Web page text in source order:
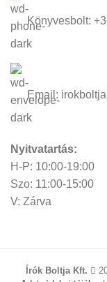
Könyvesbolt:
Email:
Nyitvatartás:
H-P: 10:00-19:00
Szo: 11:00-15:00
V: Zárva
Írók Boltja Kft.